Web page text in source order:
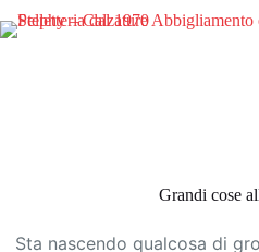
al
Grandi cose
Sta nascendo qualcosa di